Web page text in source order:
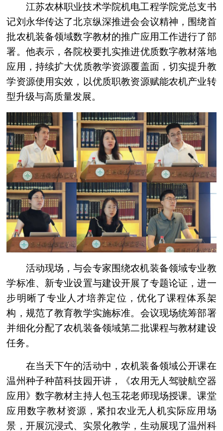
江苏农林职业技术学院机电工程学院党总支书
记刘永华传达了北京纵深推进会会议精神，围绕首
批农机装备领域数字教材的推广应用工作进行了部
署。他表示，各院校要扎实推进优质数字教材落地
应用，持续扩大优质教学资源覆盖面，切实提升教
学资源使用实效，以优质职教资源赋能农机产业转
型升级与高质量发展。
活动现场，与会专家围绕农机装备领域专业教
学标准、新专业设置与建设开展了专题论证，进一
步明晰了专业人才培养定位，优化了课程体系架
构，规范了教育教学实施标准。会议现场统筹部署
并细化分配了农机装备领域第二批课程与教材建设
任务。
在当天下午的活动中，农机装备领域公开课在
温州种子种苗科技园开讲，《农用无人驾驶航空器
应用》数字教材主持人包玉花老师现场授课。课堂
应用数字教材资源，紧扣农业无人机实际应用场
景，开展沉浸式、实景化教学，生动展现了温州科